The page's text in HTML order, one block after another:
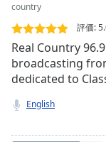
Loaded:
0.00%
Stream
TypeLIVE
Seek to
currently
behind
Remaining
country
評価:
Real Country
broadcasting
dedicated to
English